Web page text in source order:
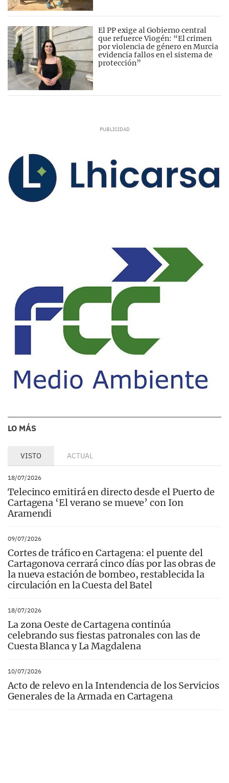
El PP exige al Gobierno central
que refuerce Viogén: “El crimen
por violencia de género en Murcia
evidencia fallos en el sistema de
protección”
LO MÁS
VISTO ACTUAL
18/07/2026
Telecinco emitirá en directo desde el Puerto de
Cartagena ‘El verano se mueve’ con Ion
Aramendi
09/07/2026
Cortes de tráfico en Cartagena: el puente del
Cartagonova cerrará cinco días por las obras de
la nueva estación de bombeo, restablecida la
circulación en la Cuesta del Batel
18/07/2026
La zona Oeste de Cartagena continúa
celebrando sus fiestas patronales con las de
Cuesta Blanca y La Magdalena
10/07/2026
Acto de relevo en la Intendencia de los Servicios
Generales de la Armada en Cartagena